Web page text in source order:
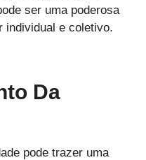
ser uma poderosa
individual e coletivo.
Da
pode trazer uma